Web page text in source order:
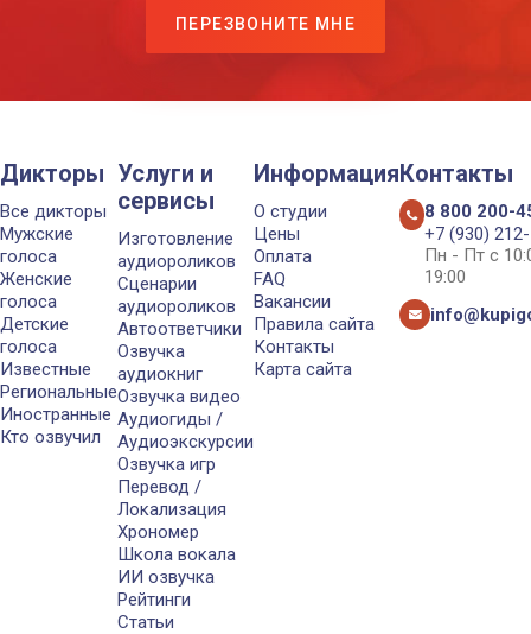
ПЕРЕЗВОНИТЕ МНЕ
Дикторы
Все дикторы
Мужские
голоса
Женские
голоса
Детские
голоса
Известные
Региональные
Иностранные
Кто озвучил
Услуги и
сервисы
Изготовление
аудиороликов
Сценарии
аудиороликов
Автоответчики
Озвучка
аудиокниг
Озвучка видео
Аудиогиды /
Аудиоэкскурсии
Озвучка игр
Перевод /
Локализация
Хрономер
Школа вокала
ИИ озвучка
Рейтинги
Статьи
Информация
О студии
Цены
Оплата
FAQ
Вакансии
Правила сайта
Контакты
Карта сайта
Контакты
8 800 200-
+7 (930)
Пн - Пт с
19:00